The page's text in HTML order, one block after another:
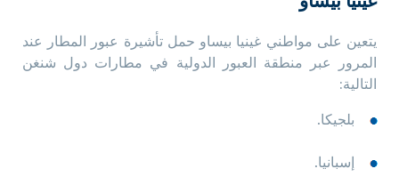
يتعين على مواطني غينيا بيساو حمل تأشيرة عبور المطار عند
المرور عبر منطقة العبور الدولية في مطارات دول شنغن
التالية:
بلجيكا.
إسبانيا.